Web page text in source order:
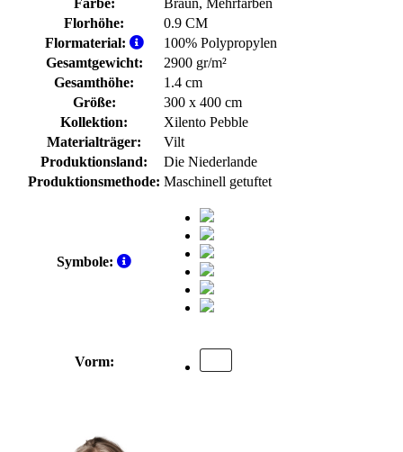
Farbe:
Braun, Mehrfarben
Florhöhe:
0.9 CM
Flormaterial:
100% Polypropylen
Gesamtgewicht:
2900 gr/m²
Gesamthöhe:
1.4 cm
Größe:
300 x 400 cm
Kollektion:
Xilento Pebble
Materialträger:
Vilt
Produktionsland:
Die Niederlande
Produktionsmethode: Maschinell getuftet
Symbole:
Vorm: